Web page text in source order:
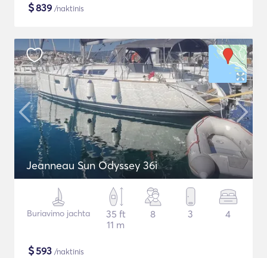
$839 /naktinis
Jeanneau Sun Odyssey 36i
Buriavimo jachta
35 ft
11 m
8 3 4
$593 /naktinis